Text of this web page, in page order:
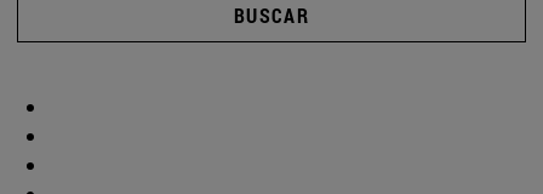
BUSCAR